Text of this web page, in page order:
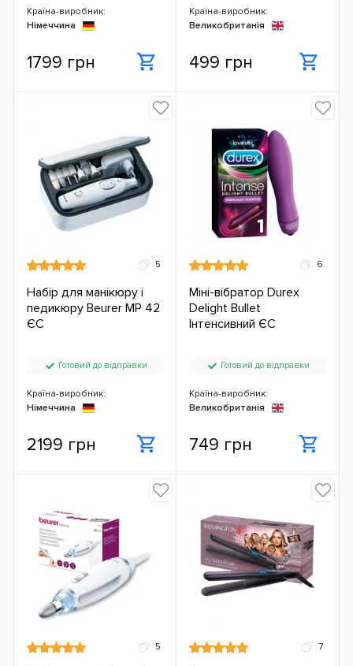
Країна-виробник:
Німеччина
1799 грн
Країна-виробник:
Великобританія
499 грн
5
Набір для манікюру і
педикюру Beurer MP 42
ЄС
Готовий до відправки
Країна-виробник:
Німеччина
2199 грн
6
Міні-вібратор Durex
Delight Bullet
Інтенсивний ЄС
Готовий до відправки
Країна-виробник:
Великобританія
749 грн
5 7